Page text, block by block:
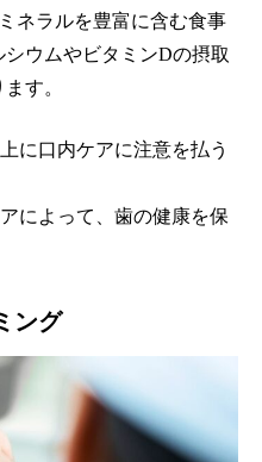
ネラルを豊富に含む食事
ウムやビタミンDの摂取
す。
に口内ケアに注意を払う
によって、歯の健康を保
ング